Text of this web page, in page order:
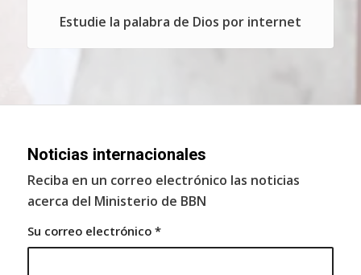
Estudie la palabra de Dios por internet
Noticias internacionales
Reciba en un correo electrónico las noticias
acerca del Ministerio de BBN
Su correo electrónico *